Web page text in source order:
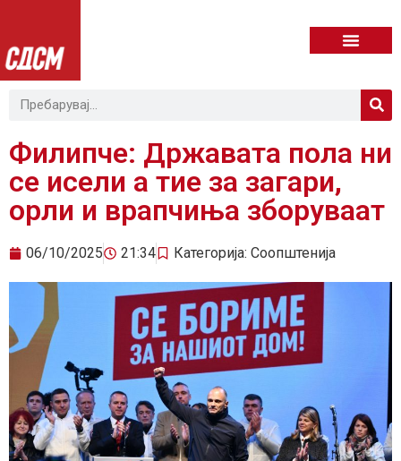
Филипче: Државата пола ни
се исели а тие за загари,
орли и врапчиња зборуваат
06/10/2025 21:34 Категорија: Соопштенија